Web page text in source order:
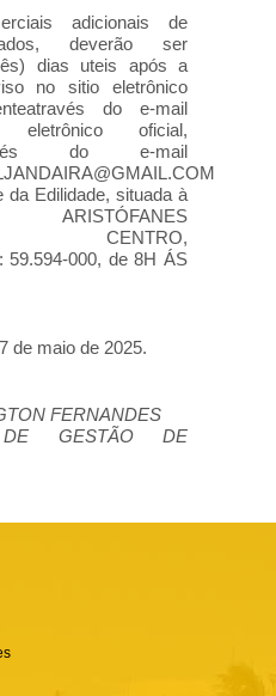
adicionais de
deverão ser
dias uteis após a
no sitio eletrônico
do e-mail
oficial,
do e-mail
da Edilidade, situada à
CENTRO,
59.594-000, de 8H ÁS
de maio de 2025.
FERNANDES
DE GESTÃO DE